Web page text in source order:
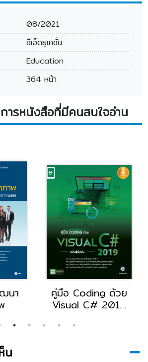
08/2021
ซีเอ็ดยูเคชั่น
Education
364 หน้า
การหนังสือที่มีคนสนใจอ่าน
นา คู่มือ Coding ด้วย
Visual C# 2019
น